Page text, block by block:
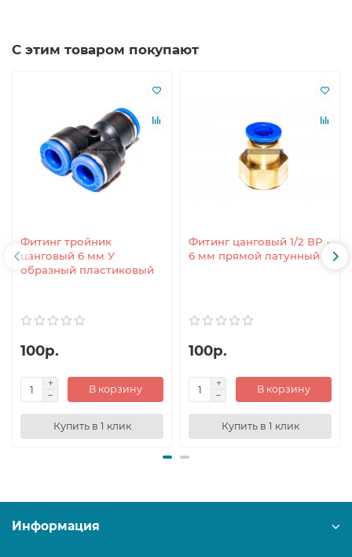
С этим товаром покупают
Фитинг тройник
цанговый 6 мм У
образный пластиковый
100р.
В корзину
Купить в 1 клик
Фитинг цанговый 1/2 ВР -
6 мм прямой латунный
100р.
В корзину
Купить в 1 клик
Информация